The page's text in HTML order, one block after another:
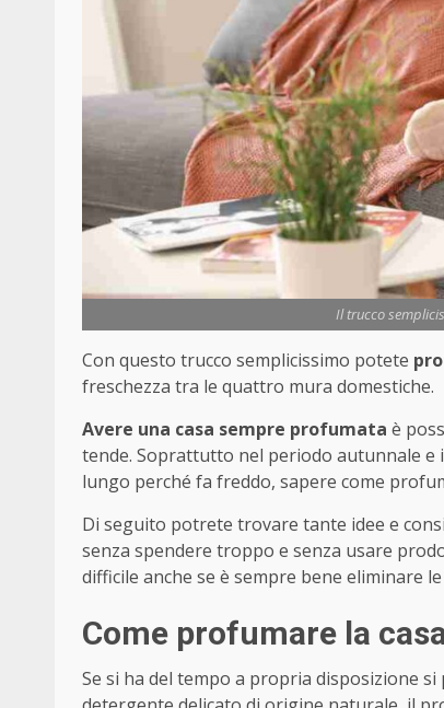
Il trucco
Con questo trucco semplicissimo potete
freschezza tra le quattro mura domestiche.
Avere una casa sempre profumata è
tende. Soprattutto nel periodo autunnale e
lungo perché fa freddo, sapere come
Di seguito potrete trovare tante idee e
senza spendere troppo e senza usare
difficile anche se è sempre bene eliminare
Come profumare la
Se si ha del tempo a propria disposizione